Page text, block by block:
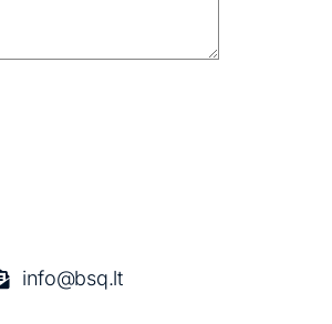
info@bsq.lt